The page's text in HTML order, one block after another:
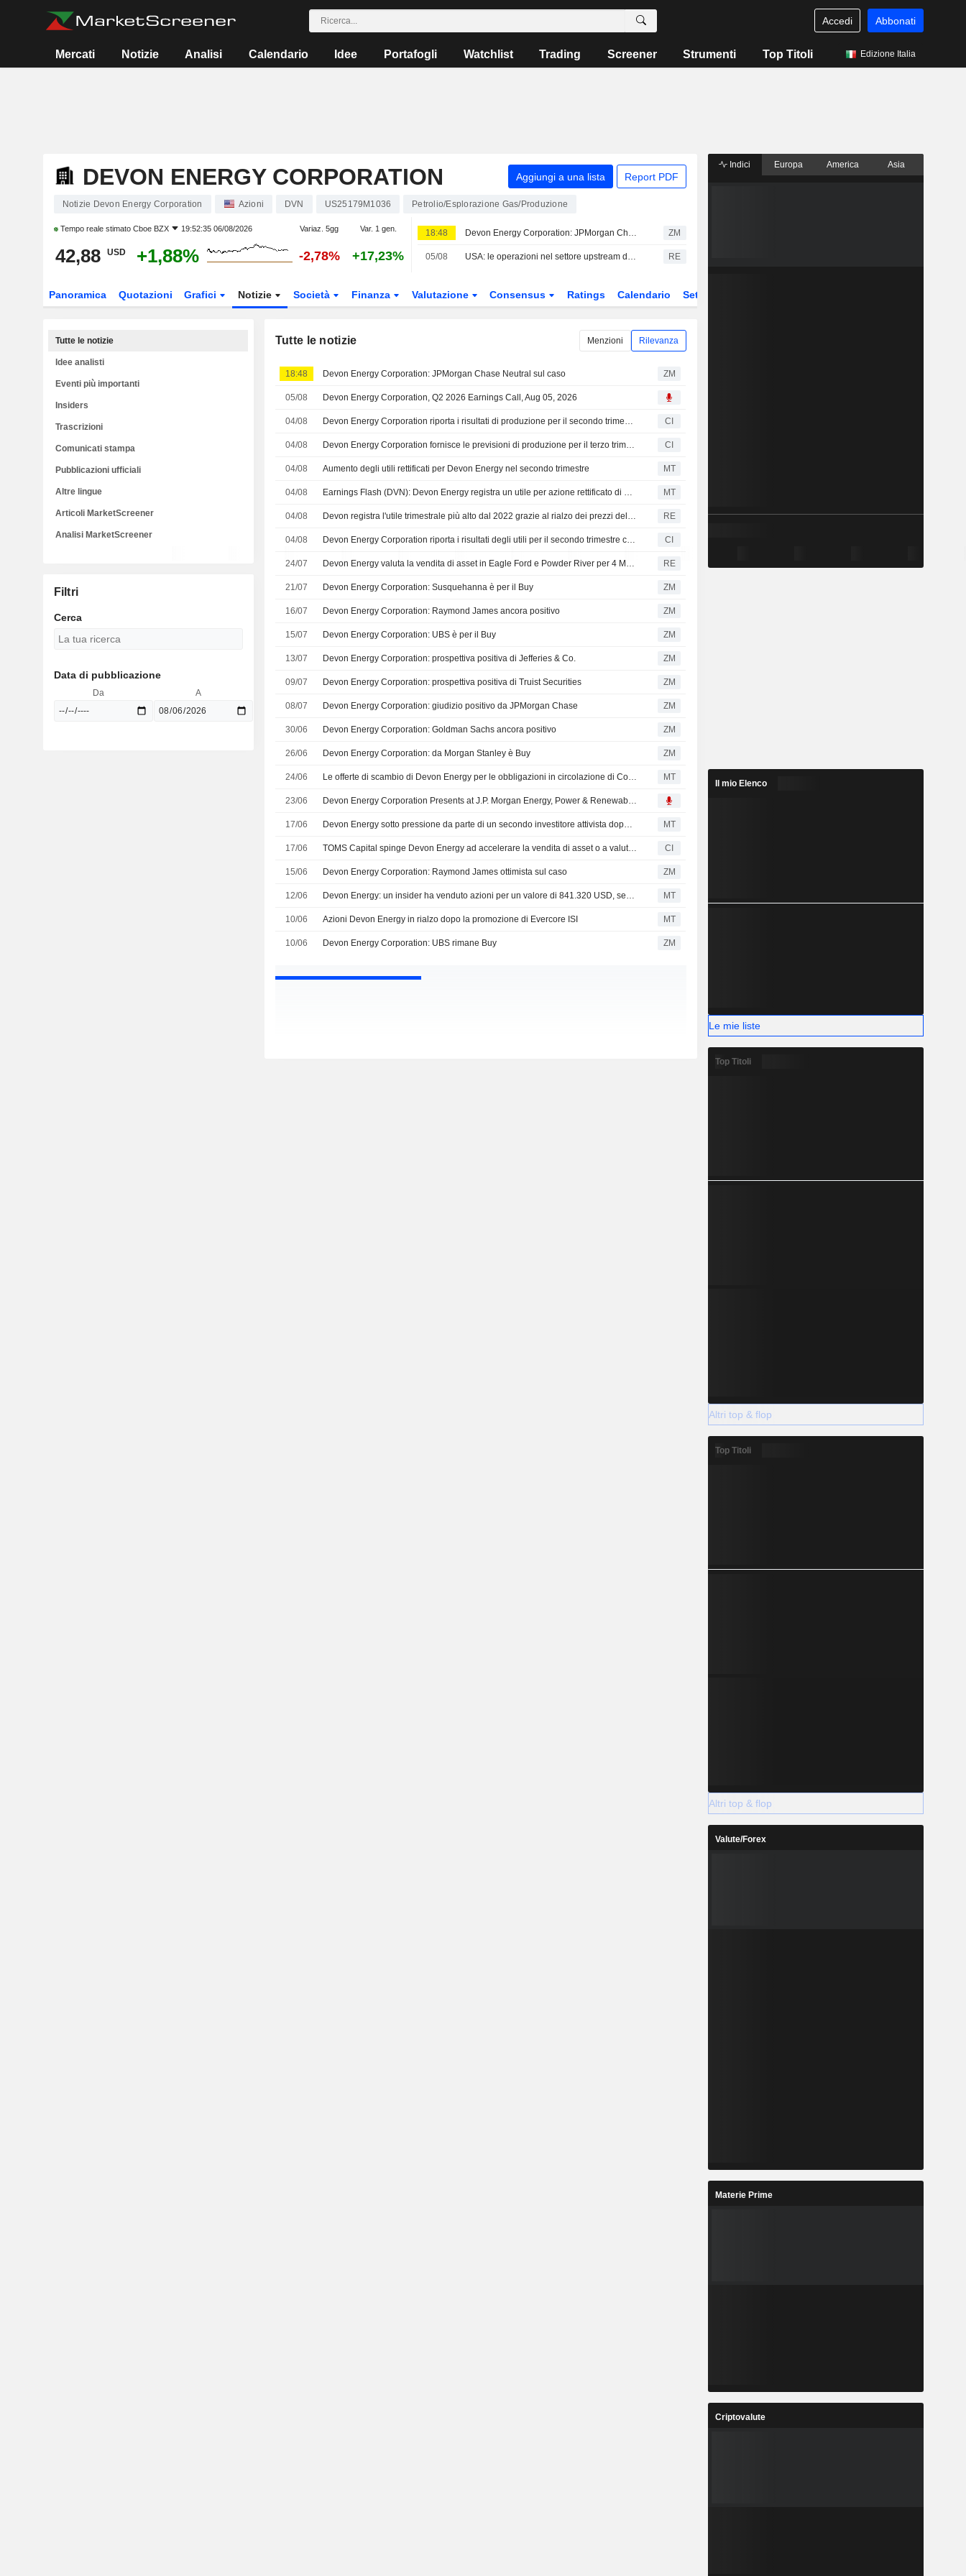
Accedi Abbonati
Mercati Notizie Analisi Calendario Idee Portafogli Watchlist Trading Screener Strumenti Top Titoli Edizione Italia
DEVON ENERGY CORPORATION Aggiungi a una lista Report PDF
Notizie Devon Energy Corporation Azioni DVN US25179M1036 Petrolio/Esplorazione Gas/Produzione
Tempo reale stimato Cboe BZX 19:52:35 06/08/2026 Variaz. 5gg Var. 1 gen.
42,88 USD +1,88% -2,78% +17,23%
18:48 Devon Energy Corporation: JPMorgan Chase Neutral sul caso ZM
05/08 USA: le operazioni nel settore upstream di petrolio e gas crollano nel secondo trimestre a causa della volatilità RE
Panoramica Quotazioni Grafici Notizie Società Finanza Valutazione Consensus Ratings Calendario Settore
Tutte le notizie Menzioni Rilevanza
18:48 Devon Energy Corporation: JPMorgan Chase Neutral sul caso ZM
05/08 Devon Energy Corporation, Q2 2026 Earnings Call, Aug 05, 2026
04/08 Devon Energy Corporation riporta i risultati di produzione per il secondo trimestre del 2026 CI
04/08 Devon Energy Corporation fornisce le previsioni di produzione per il terzo trimestre 2026 CI
04/08 Aumento degli utili rettificati per Devon Energy nel secondo trimestre MT
04/08 Earnings Flash (DVN): Devon Energy registra un utile per azione rettificato di 1,57 USD nel secondo trimestre, superando le stime di FactSet di 1,40 USD MT
04/08 Devon registra l'utile trimestrale più alto dal 2022 grazie al rialzo dei prezzi del petrolio e all'operazione Coterra RE
04/08 Devon Energy Corporation riporta i risultati degli utili per il secondo trimestre conclusosi il 30 giugno 2026 CI
24/07 Devon Energy valuta la vendita di asset in Eagle Ford e Powder River per 4 Mrd USD, secondo Bloomberg News RE
21/07 Devon Energy Corporation: Susquehanna è per il Buy ZM
16/07 Devon Energy Corporation: Raymond James ancora positivo ZM
15/07 Devon Energy Corporation: UBS è per il Buy ZM
13/07 Devon Energy Corporation: prospettiva positiva di Jefferies & Co. ZM
09/07 Devon Energy Corporation: prospettiva positiva di Truist Securities ZM
08/07 Devon Energy Corporation: giudizio positivo da JPMorgan Chase ZM
30/06 Devon Energy Corporation: Goldman Sachs ancora positivo ZM
26/06 Devon Energy Corporation: da Morgan Stanley è Buy ZM
24/06 Le offerte di scambio di Devon Energy per le obbligazioni in circolazione di Coterra Energy sono scadute MT
23/06 Devon Energy Corporation Presents at J.P. Morgan Energy, Power & Renewables Conference 2026, Jun-23-2026 09:45 AM
17/06 Devon Energy sotto pressione da parte di un secondo investitore attivista dopo la fusione con Coterra MT
17/06 TOMS Capital spinge Devon Energy ad accelerare la vendita di asset o a valutare la cessione della società CI
15/06 Devon Energy Corporation: Raymond James ottimista sul caso ZM
12/06 Devon Energy: un insider ha venduto azioni per un valore di 841.320 USD, secondo un recente documento della Securities and Exchange Commission MT
10/06 Azioni Devon Energy in rialzo dopo la promozione di Evercore ISI MT
10/06 Devon Energy Corporation: UBS rimane Buy ZM
Tutte le notizie
Idee analisti
Eventi più importanti
Insiders
Trascrizioni
Comunicati stampa
Pubblicazioni ufficiali
Altre lingue
Articoli MarketScreener
Analisi MarketScreener
Filtri
Cerca
Data di pubblicazione
Da A
Indici Europa America Asia
Il mio Elenco
Le mie liste
Top Titoli
Altri top & flop
Top Titoli
Altri top & flop
Valute/Forex
Materie Prime
Criptovalute